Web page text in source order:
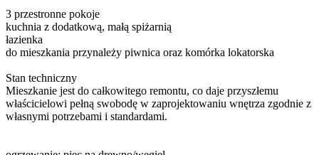
3 przestronne pokoje
kuchnia z dodatkową, małą spiżarnią
łazienka
do mieszkania przynależy piwnica oraz komórka lokatorska
Stan techniczny
Mieszkanie jest do całkowitego remontu, co daje przyszłemu
właścicielowi pełną swobodę w zaprojektowaniu wnętrza zgodnie z
własnymi potrzebami i standardami.